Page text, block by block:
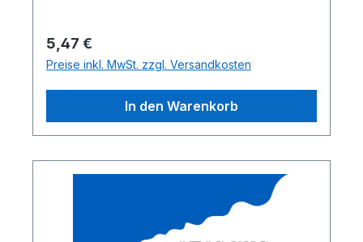
Regulärer Preis:
5,47 €
Preise inkl. MwSt. zzgl. Versandkosten
In den Warenkorb